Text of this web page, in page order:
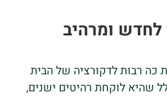
לחדש ומרהיב
כה רבות לדקורציה של הבית
שהיא לוקחת רהיטים ישנים,